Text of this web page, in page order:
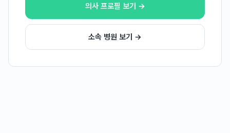
의사 프로필 보기 →
소속 병원 보기 →